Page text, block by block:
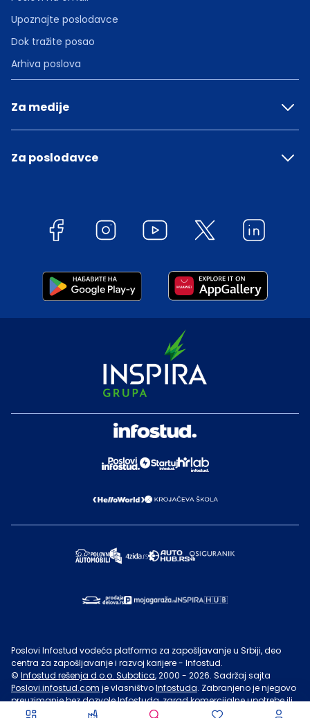
Upoznajte poslodavce
Dok tražite posao
Arhiva poslova
Za medije
Za poslodavce
Poslovi Infostud vodeća platforma za zapošljavanje u Srbiji, deo
centra za zapošljavanje i razvoj karijere - Infostud.
© Infostud rešenja d.o.o. Subotica, 2000 - 2026. Sadržaj sajta
Poslovi.infostud.com je vlasništvoInfostuda. Zabranjeno je njegovo
preuzimanje bez dozvoleInfostuda, zarad komercijalne upotrebe ili
u druge svrhe, osim za lične potrebe posetilaca sajta.